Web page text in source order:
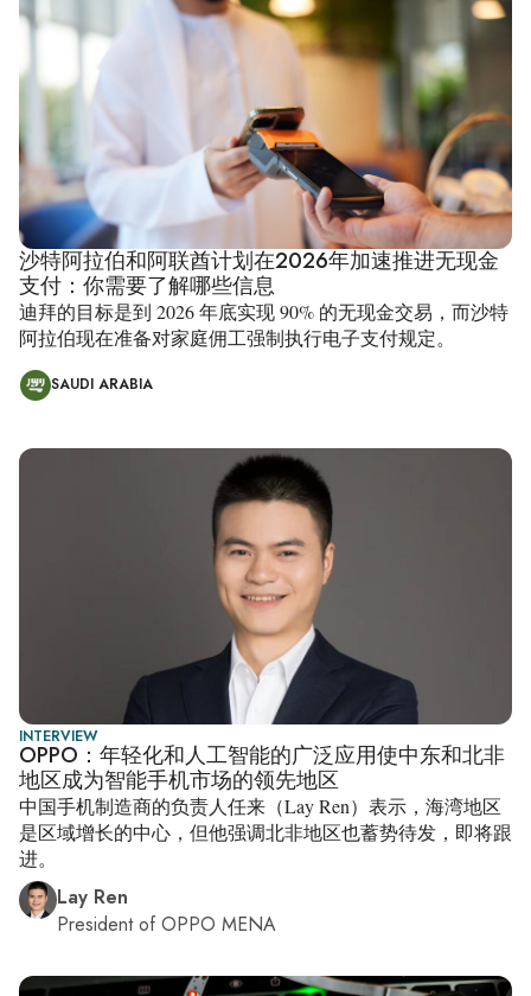
沙特阿拉伯和阿联酋计划在2026年加速推进无现金
支付：你需要了解哪些信息
迪拜的目标是到 2026 年底实现 90% 的无现金交易，而沙特
阿拉伯现在准备对家庭佣工强制执行电子支付规定。
SAUDI ARABIA
INTERVIEW
OPPO：年轻化和人工智能的广泛应用使中东和北非
地区成为智能手机市场的领先地区
中国手机制造商的负责人任来（Lay Ren）表示，海湾地区
是区域增长的中心，但他强调北非地区也蓄势待发，即将跟
进。
Lay Ren
President of OPPO MENA